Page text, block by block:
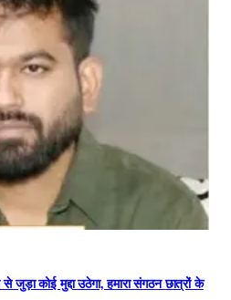
जुड़ा कोई मुद्दा उठेगा, हमारा संगठन छात्रों के